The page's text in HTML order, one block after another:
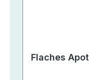
Flaches